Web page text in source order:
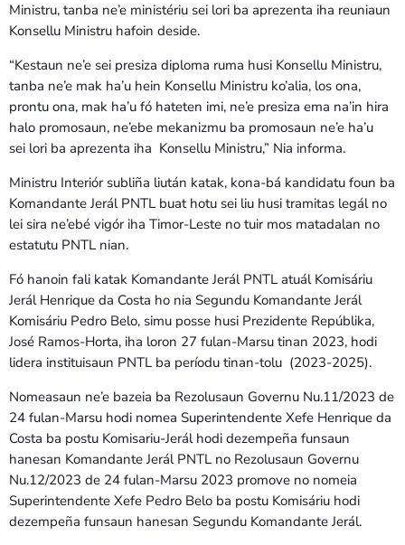
Ministru, tanba ne’e ministériu sei lori ba aprezenta iha reuniaun
Konsellu Ministru hafoin deside.
“Kestaun ne’e sei presiza diploma ruma husi Konsellu Ministru,
tanba ne’e mak ha’u hein Konsellu Ministru ko’alia, los ona,
prontu ona, mak ha’u fó hateten imi, ne’e presiza ema na’in hira
halo promosaun, ne’ebe mekanizmu ba promosaun ne’e ha’u
sei lori ba aprezenta iha Konsellu Ministru,” Nia informa.
Ministru Interiór subliña liután katak, kona-bá kandidatu foun ba
Komandante Jerál PNTL buat hotu sei liu husi tramitas legál no
lei sira ne’ebé vigór iha Timor-Leste no tuir mos matadalan no
estatutu PNTL nian.
Fó hanoin fali katak Komandante Jerál PNTL atuál Komisáriu
Jerál Henrique da Costa ho nia Segundu Komandante Jerál
Komisáriu Pedro Belo, simu posse husi Prezidente Repúblika,
José Ramos-Horta, iha loron 27 fulan-Marsu tinan 2023, hodi
lidera instituisaun PNTL ba períodu tinan-tolu (2023-2025).
Nomeasaun ne’e bazeia ba Rezolusaun Governu Nu.11/2023 de
24 fulan-Marsu hodi nomea Superintendente Xefe Henrique da
Costa ba postu Komisariu-Jerál hodi dezempeña funsaun
hanesan Komandante Jerál PNTL no Rezolusaun Governu
Nu.12/2023 de 24 fulan-Marsu 2023 promove no nomeia
Superintendente Xefe Pedro Belo ba postu Komisáriu hodi
dezempeña funsaun hanesan Segundu Komandante Jerál.